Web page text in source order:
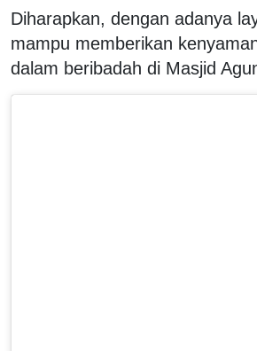
Diharapkan, dengan adanya
mampu memberikan
dalam beribadah di Masjid